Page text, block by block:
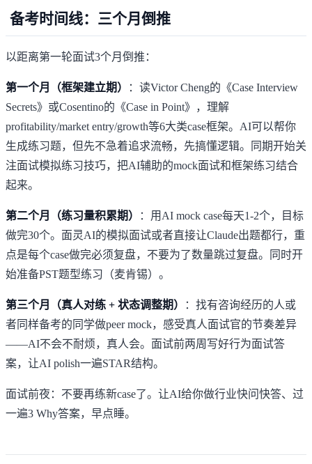
备考时间线：三个月倒推
以距离第一轮面试3个月倒推：
第一个月（框架建立期） ：读Victor Cheng的《Case Interview
Secrets》 或Cosentino的《Case in Point》，理解
profitability/market entry/growth等6大类case框架。AI可以帮你
生成练习题，但先不急着追求流畅，先搞懂逻辑。同期开始关
注面试模拟练习技巧，把AI辅助的mock面试和框架练习结合
起来。
第二个月（练习量积累期）
：用AI mock case每天1-2个，目标
做完30个。 面灵AI的模拟面试或者直接让Claude出题都行，重
点是每个case做完必须复盘，不要为了数量跳过复盘。同时开
始准备PST题型练习（麦肯锡）。
第三个月（真人对练 + 状态调整期）
：找有咨询经历的人或
者同样备考的同学做peer mock，感受真人面试官的节奏差异
——AI不会不耐烦，真人会。面试前两周写好行为面试答
案，让AI polish一遍STAR结构。
面试前夜：不要再练新case了。让AI给你做行业快问快答、过
一遍3 Why答案，早点睡。